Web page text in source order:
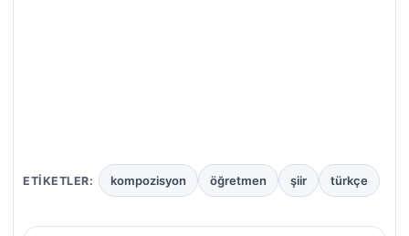
ETIKETLER: kompozisyon öğretmen şiir türkçe